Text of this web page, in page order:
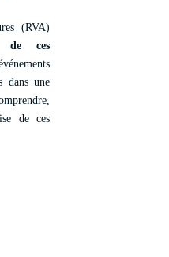
(RVA)
de ces
dans une
de ces